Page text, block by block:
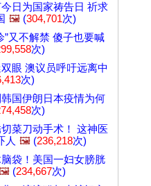
日为国家祷告日 祈求
🖼️ (304,701次)
”又不解禁 傻子也要喊
次)
眼 澳议员呼吁远离中
次)
国伊朗日本疫情为何
次)
菜刀动手术！ 这神医
人 🖼️ (236,218次)
袋！美国一妇女膀胱
(234,667次)